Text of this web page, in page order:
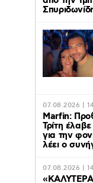
07.08.2026 |
Marfin:
Τρίτη
για την
λέει ο
07.08.2026 |